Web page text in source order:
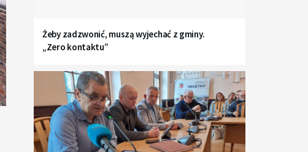
Żeby zadzwonić, muszą wyjechać z gminy.
„Zero kontaktu”